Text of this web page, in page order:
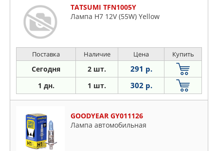
TATSUMI TFN1005Y
Лампа H7 12V (55W) Yellow
Поставка Наличие Цена Купить
Сегодня 2 шт. 291 р.
1 дн. 1 шт. 302 р.
GOODYEAR GY011126
Лампа автомобильная